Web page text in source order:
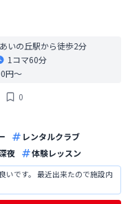
いの丘駅から徒歩2分
1コマ60分
円〜
0
レンタルクラブ
夜 体験レッスン
ので施設内